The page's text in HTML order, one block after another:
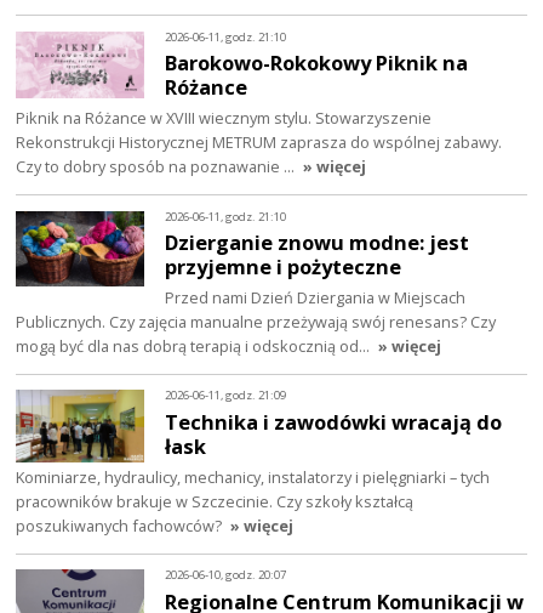
2026-06-11, godz. 21:10
Barokowo-Rokokowy Piknik na
Różance
Piknik na Różance w XVIII wiecznym stylu. Stowarzyszenie
Rekonstrukcji Historycznej METRUM zaprasza do wspólnej zabawy.
Czy to dobry sposób na poznawanie … » więcej
2026-06-11, godz. 21:10
Dzierganie znowu modne: jest
przyjemne i pożyteczne
Przed nami Dzień Dziergania w Miejscach
Publicznych. Czy zajęcia manualne przeżywają swój renesans? Czy
mogą być dla nas dobrą terapią i odskocznią od… » więcej
2026-06-11, godz. 21:09
Technika i zawodówki wracają do
łask
Kominiarze, hydraulicy, mechanicy, instalatorzy i pielęgniarki – tych
pracowników brakuje w Szczecinie. Czy szkoły kształcą
poszukiwanych fachowców? » więcej
2026-06-10, godz. 20:07
Regionalne Centrum Komunikacji w